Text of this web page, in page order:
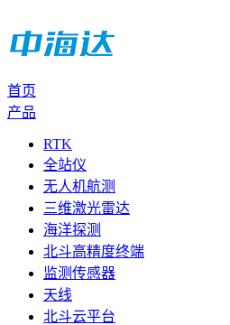
首页
产品
RTK
全站仪
无人机航测
三维激光雷达
海洋探测
北斗高精度终端
监测传感器
天线
北斗云平台